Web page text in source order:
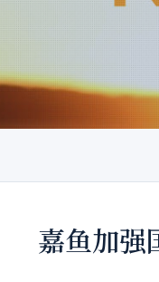
嘉鱼加强